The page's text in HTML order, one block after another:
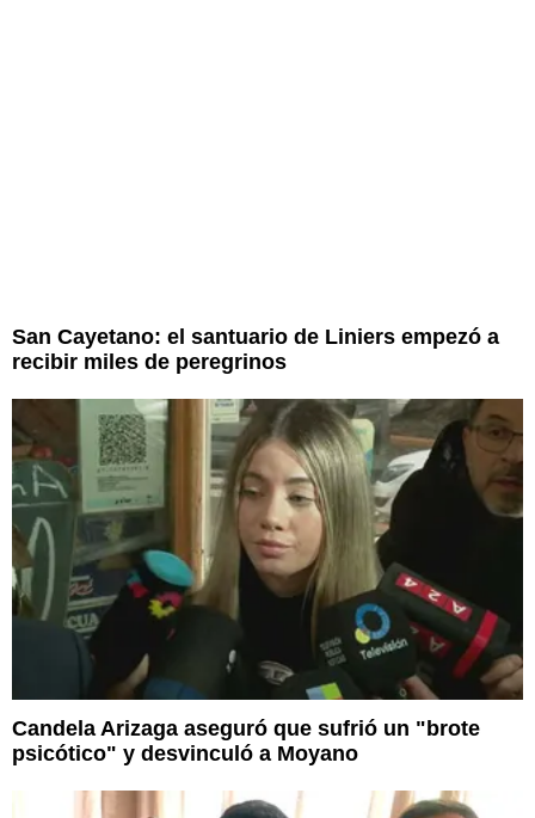
San Cayetano: el santuario de Liniers empezó a
recibir miles de peregrinos
Candela Arizaga aseguró que sufrió un "brote
psicótico" y desvinculó a Moyano